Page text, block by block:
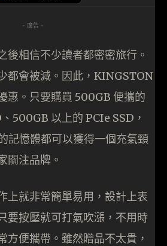
- 廣告 -
後相信不少讀者都密密旅行。
都會被減。因此，KINGSTON
惠。只要購買 500GB 便攜的
500GB 以上的 PCIe SSD，
記憶體都可以獲得一個充氣頸
關注品牌。
上就非常簡單易用，設計上表
要按壓就可打氣吹漲，不用時
方便攜帶。雖然贈品不太貴，